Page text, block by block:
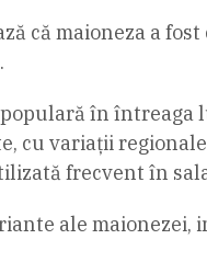
că maioneza a
în întreaga
cu variații
frecvent în
ale maionezei,